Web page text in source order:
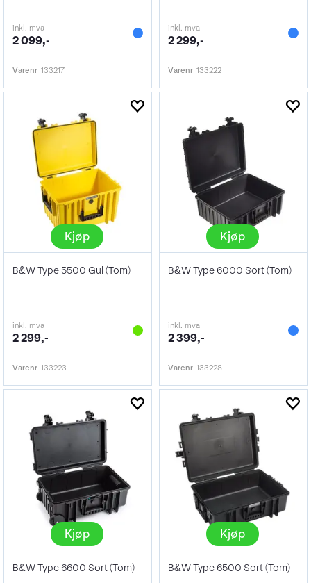
inkl. mva
2 099,-
Varenr 133217
inkl. mva
2 299,-
Varenr 133222
Kjøp
B&W Type 5500 Gul (Tom)
inkl. mva
2 299,-
Varenr 133223
Kjøp
B&W Type 6000 Sort (Tom)
inkl. mva
2 399,-
Varenr 133228
Kjøp
B&W Type 6600 Sort (Tom)
Kjøp
B&W Type 6500 Sort (Tom)